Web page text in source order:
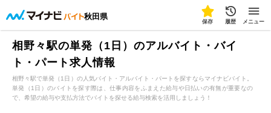
秋田県
保存 履歴 メニュー
相野々駅の単発（1日）のアルバイト・バイ
ト・パート求人情報
相野々駅で単発（1日）の人気バイト・アルバイト・パートを探すならマイナビバイト。
単発（1日）のバイトを探す際は、仕事内容をふまえた給与や日払いの有無が重要なの
で、希望の給与や支払方法でバイトを探せる給与検索を活用しましょう！